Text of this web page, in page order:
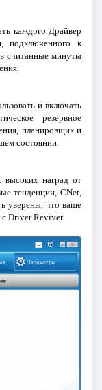
каждого Драйвер
подключенного к
считанные минуты
и включать
резервное
планировщик и
состоянии.
наград от
тенденции, CNet,
уверены, что ваше
Driver Reviver.